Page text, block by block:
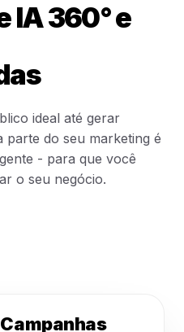
IA 360° e
ideal até gerar
parte do seu marketing é
- para que você
o seu negócio.